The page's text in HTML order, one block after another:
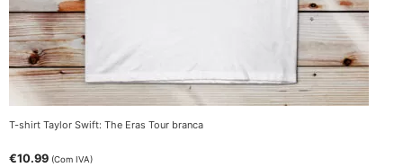
T-shirt Taylor Swift: The Eras Tour branca
€10.99 (Com IVA)